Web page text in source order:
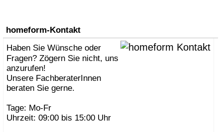
homeform-Kontakt
Haben Sie Wünsche oder
Fragen? Zögern Sie nicht, uns
anzurufen!
Unsere FachberaterInnen
beraten Sie gerne.
Tage: Mo-Fr
Uhrzeit: 09:00 bis 15:00 Uhr